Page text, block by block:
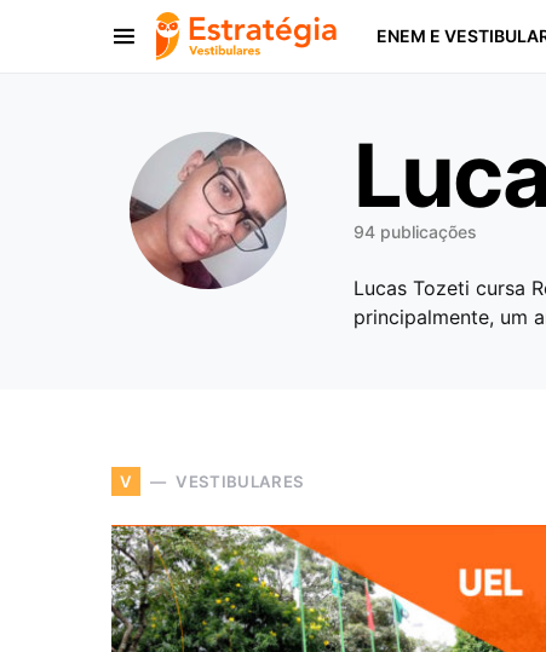
ENEM E
Procurar:
94 publicações
Lucas Tozeti cursa
principalmente, um
V VESTIBULARES